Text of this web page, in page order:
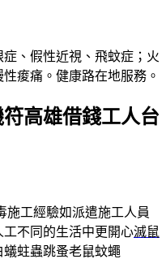
、假性近視、飛蚊症；火
痠痛。健康路在地服務。
高雄借錢工人台
施工經驗如派遣施工人員
工不同的生活中更開心滅鼠
蛀蟲跳蚤老鼠蚊蠅